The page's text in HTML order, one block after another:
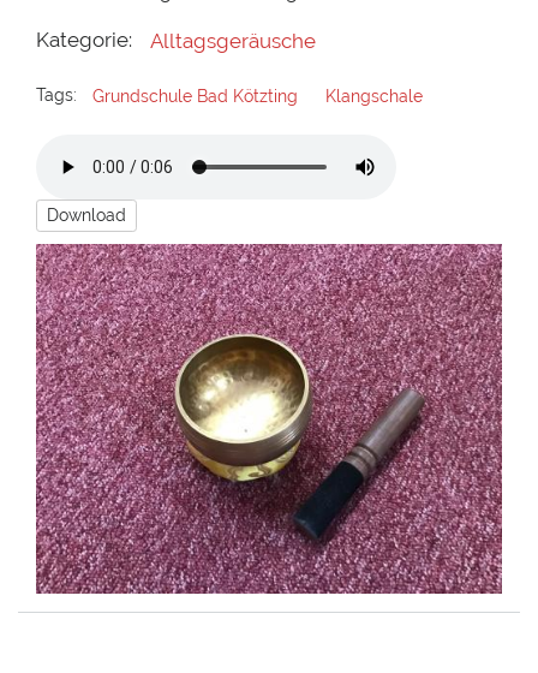
Kategorie: Alltagsgeräusche
Tags: Grundschule Bad Kötzting Klangschale
Download